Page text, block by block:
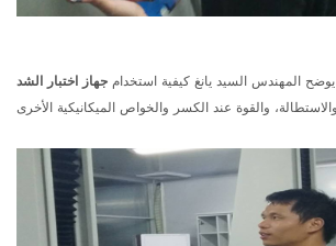
يوضح المهندس السيد يانغ كيفية استخدام جهاز اختبار الشد